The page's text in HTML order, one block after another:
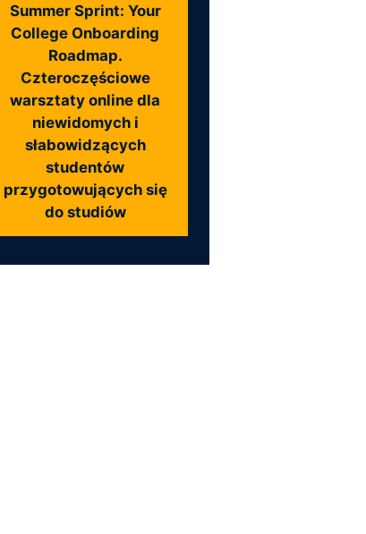
Summer Sprint: Your
College Onboarding
Roadmap.
Czteroczęściowe
warsztaty online dla
niewidomych i
słabowidzących
studentów
przygotowujących się
do studiów